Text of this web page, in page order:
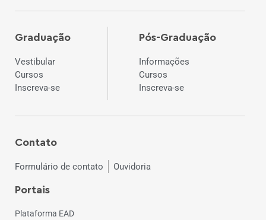
Graduação
Vestibular
Cursos
Inscreva-se
Pós-Graduação
Informações
Cursos
Inscreva-se
Contato
Formulário de contato Ouvidoria
Portais
Plataforma EAD